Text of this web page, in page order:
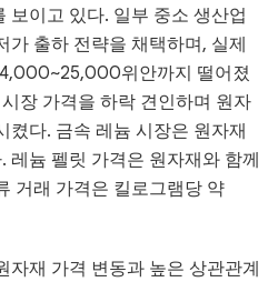
보이고 있다. 일부 중소 생산업
출하 전략을 채택하며, 실제
위안까지 떨어졌
장 가격을 하락 견인하며 원자
켰다. 금속 레늄 시장은 원자재
레늄 펠릿 가격은 원자재와 함께
거래 가격은 킬로그램당 약
자재 가격 변동과 높은 상관관계